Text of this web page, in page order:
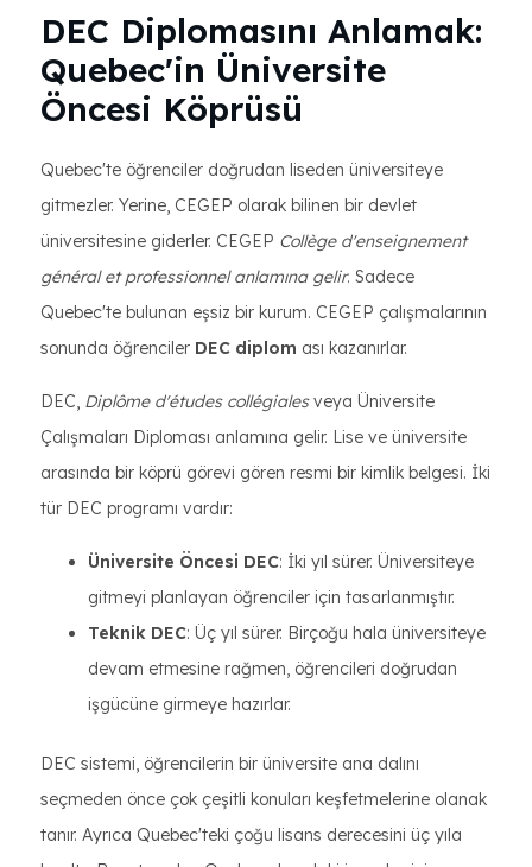
DEC Diplomasını Anlamak:
Quebec'in Üniversite
Öncesi Köprüsü
Quebec'te öğrenciler doğrudan liseden üniversiteye
gitmezler. Yerine, CEGEP olarak bilinen bir devlet
üniversitesine giderler. CEGEP Collège d'enseignement
général et professionnel anlamına gelir. Sadece
Quebec'te bulunan eşsiz bir kurum. CEGEP çalışmalarının
sonunda öğrenciler DEC diplom ası kazanırlar.
DEC, Diplôme d'études collégialesveya Üniversite
Çalışmaları Diploması anlamına gelir. Lise ve üniversite
arasında bir köprü görevi gören resmi bir kimlik belgesi. İki
tür DEC programı vardır:
Üniversite Öncesi DEC: İki yıl sürer. Üniversiteye
gitmeyi planlayan öğrenciler için tasarlanmıştır.
Teknik DEC: Üç yıl sürer. Birçoğu hala üniversiteye
devam etmesine rağmen, öğrencileri doğrudan
işgücüne girmeye hazırlar.
DEC sistemi, öğrencilerin bir üniversite ana dalını
seçmeden önce çok çeşitli konuları keşfetmelerine olanak
tanır. Ayrıca Quebec'teki çoğu lisans derecesini üç yıla